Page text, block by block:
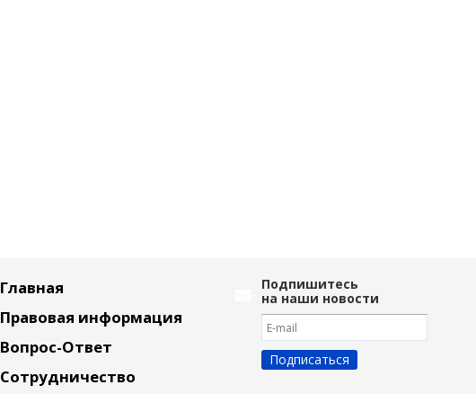
Главная
Правовая информация
Вопрос-Ответ
Сотрудничество
Подпишитесь
на наши новости